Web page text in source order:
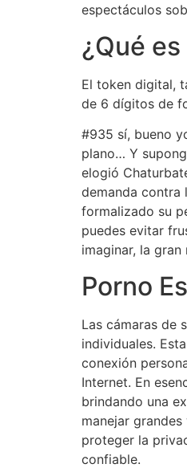
espectáculos
¿Qué
El token digital,
de 6 dígitos de
#935 sí, bueno
plano… Y
elogió
demanda contra
formalizado su
puedes evitar
imaginar, la
Porno
Las cámaras de
individuales.
conexión
Internet. En
brindando una
manejar
proteger la
confiable.